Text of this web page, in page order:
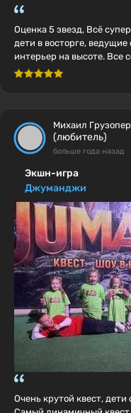
Оценка 5 звезд, Всё
дети в восторге,
интерьер на высоте.
Михаил
(любитель)
больше года назад
Экшн-игра
Джуманджи
Очень крутой квест, дети